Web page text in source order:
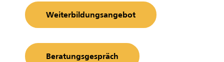
Weiterbildungsangebot
Beratungsgespräch